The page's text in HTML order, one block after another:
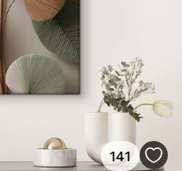
141